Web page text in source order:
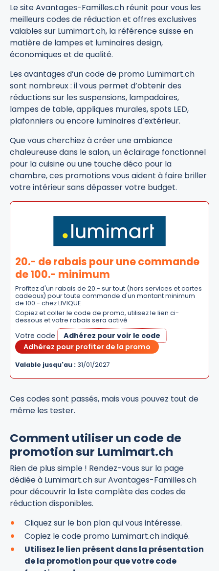
Le site Avantages-Familles.ch réunit pour vous les
meilleurs codes de réduction et offres exclusives
valables sur Lumimart.ch, la référence suisse en
matière de lampes et luminaires design,
économiques et de qualité.
Les avantages d’un code de promo Lumimart.ch
sont nombreux : il vous permet d’obtenir des
réductions sur les suspensions, lampadaires,
lampes de table, appliques murales, spots LED,
plafonniers ou encore luminaires d’extérieur.
Que vous cherchiez à créer une ambiance
chaleureuse dans le salon, un éclairage fonctionnel
pour la cuisine ou une touche déco pour la
chambre, ces promotions vous aident à faire briller
votre intérieur sans dépasser votre budget.
20.- de rabais pour une commande
de 100.- minimum
Profitez d'un rabais de 20.- sur tout (hors services et cartes
cadeaux) pour toute commande d'un montant minimum
de 100.- chez LIVIQUE
Copiez et coller le code de promo, utilisez le lien ci-
dessous et votre rabais sera activé
Votre code
Adhérez pour voir le code
Adhérez pour profiter de la promo
Valable jusqu'au : 31/01/2027
Ces codes sont passés, mais vous pouvez tout de
même les tester.
Comment utiliser un code de
promotion sur Lumimart.ch
Rien de plus simple ! Rendez-vous sur la page
dédiée à Lumimart.ch sur Avantages-Familles.ch
pour découvrir la liste complète des codes de
réduction disponibles.
Cliquez sur le bon plan qui vous intéresse.
Copiez le code promo Lumimart.ch indiqué.
Utilisez le lien présent dans la présentation
de la promotion pour que votre code